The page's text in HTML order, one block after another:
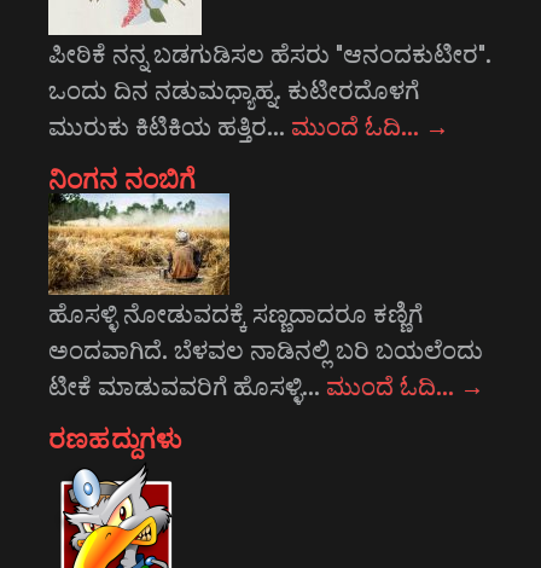
ಪೀಠಿಕೆ ನನ್ನ ಬಡಗುಡಿಸಲ ಹೆಸರು "ಆನಂದಕುಟೀರ".
ಒಂದು ದಿನ ನಡುಮಧ್ಯಾಹ್ನ. ಕುಟೀರದೊಳಗೆ
ಮುರುಕು ಕಿಟಿಕಿಯ ಹತ್ತಿರ… ಮುಂದೆ ಓದಿ… →
ನಿಂಗನ ನಂಬಿಗೆ
ಹೊಸಳ್ಳಿ ನೋಡುವದಕ್ಕೆ ಸಣ್ಣದಾದರೂ ಕಣ್ಣಿಗೆ
ಅಂದವಾಗಿದೆ. ಬೆಳವಲ ನಾಡಿನಲ್ಲಿ ಬರಿ ಬಯಲೆಂದು
ಟೀಕೆ ಮಾಡುವವರಿಗೆ ಹೊಸಳ್ಳಿ… ಮುಂದೆ ಓದಿ… →
ರಣಹದ್ದುಗಳು